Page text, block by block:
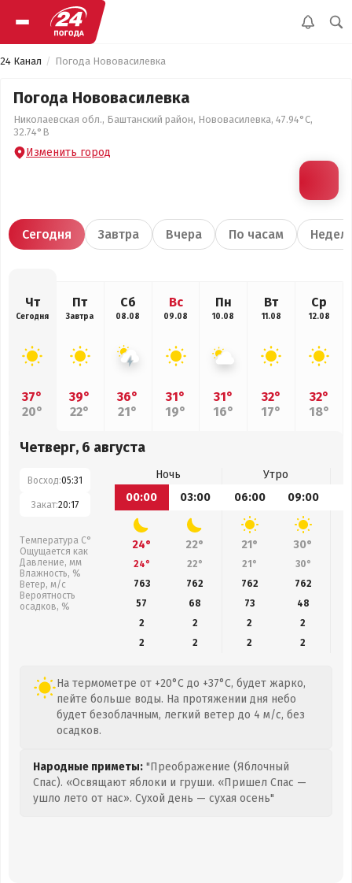
24 Канал Погода Нововасилевка
Погода Нововасилевка
Николаевская обл., Баштанский район, Нововасилевка, 47.94°С,
32.74°В
Изменить город
Сегодня Завтра Вчера По часам
Чт
Сегодня
37°
20°
Пт
Завтра
39°
22°
Сб
08.08
36°
21°
Вс
09.08
31°
19°
Пн
10.08
31°
16°
Вт
11.08
32°
17°
Ср
12.08
32°
18°
Четверг, 6 августа
Восход:05:31
Закат:20:17
Температура С°
Ощущается как
Давление, мм
Влажность, %
Ветер, м/с
Вероятность
осадков, %
Ночь
Утро
00:00
03:00 06:00 09:00
24° 22° 21° 30°
24° 22° 21° 30°
763
762 762 762
57
68 73 48
2
2 2
2
2
2 2 2
На термометре от +20°C до +37°C, будет жарко,
пейте больше воды. На протяжении дня небо
будет безоблачным, легкий ветер до 4 м/с, без
осадков.
Народные приметы: "Преображение (Яблочный
Спас). «Освящают яблоки и груши. «Пришел Спас —
ушло лето от нас». Сухой день — сухая осень"